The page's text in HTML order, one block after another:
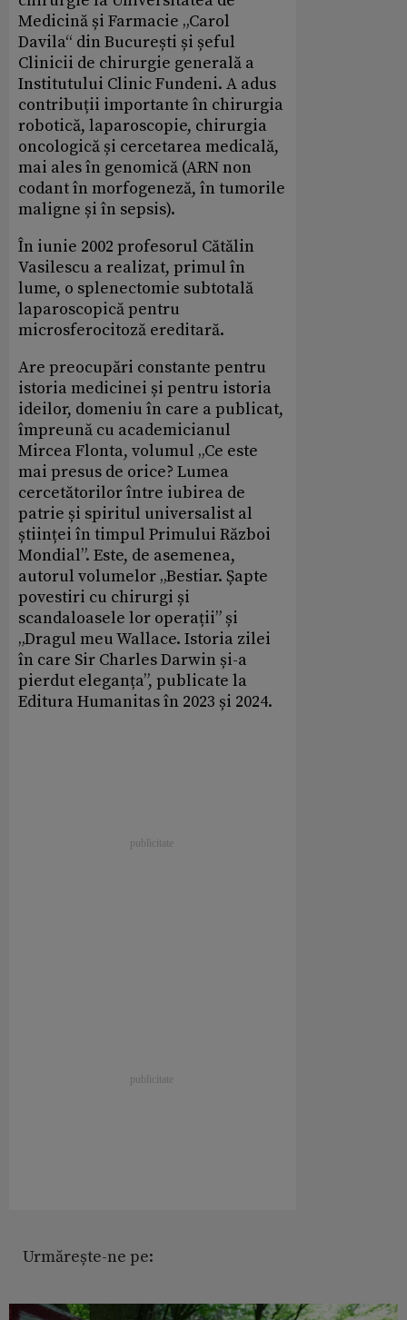
Medicină și Farmacie „Carol
Davila“ din București și șeful
Clinicii de chirurgie generală a
Institutului Clinic Fundeni. A adus
contribuții importante în chirurgia
robotică, laparoscopie, chirurgia
oncologică și cercetarea medicală,
mai ales în genomică (ARN non
codant în morfogeneză, în tumorile
maligne și în sepsis).
În iunie 2002 profesorul Cătălin
Vasilescu a realizat, primul în
lume, o splenectomie subtotală
laparoscopică pentru
microsferocitoză ereditară.
Are preocupări constante pentru
istoria medicinei și pentru istoria
ideilor, domeniu în care a publicat,
împreună cu academicianul
Mircea Flonta, volumul „Ce este
mai presus de orice? Lumea
cercetătorilor între iubirea de
patrie și spiritul universalist al
științei în timpul Primului Război
Mondial”. Este, de asemenea,
autorul volumelor „Bestiar. Șapte
povestiri cu chirurgi și
scandaloasele lor operații” și
„Dragul meu Wallace. Istoria zilei
în care Sir Charles Darwin și-a
pierdut eleganța”, publicate la
Editura Humanitas în 2023 și 2024.
Urmărește-ne pe: